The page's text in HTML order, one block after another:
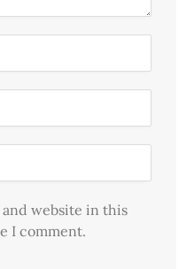
and website in this
I comment.